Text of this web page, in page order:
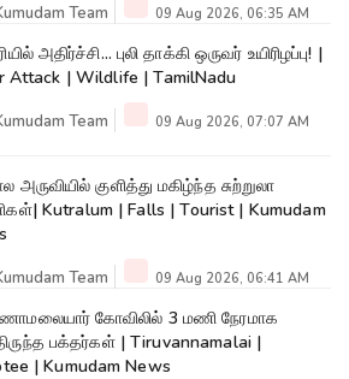
Team 09 Aug 2026, 06:35 AM
அதிர்ச்சி... புலி தாக்கி ஒருவர் உயிரிழப்பு! |
Attack | Wildlife | TamilNadu
Team 09 Aug 2026, 07:07 AM
அருவியில் குளித்து மகிழ்ந்த சுற்றுலா
Kutralum | Falls | Tourist | Kumudam
Team 09 Aug 2026, 06:41 AM
கோவிலில் 3 மணி நேரமாக
பக்தர்கள் | Tiruvannamalai |
| Kumudam News